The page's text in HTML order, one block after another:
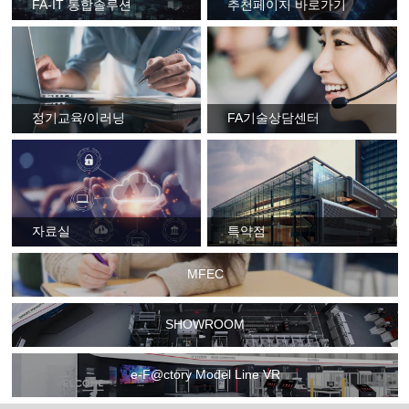
FA-IT 통합솔루션 추천페이지 바로가기
정기교육/이러닝 FA기술상담센터
자료실 특약점
MFEC
SHOWROOM
e-F@ctory Model Line VR